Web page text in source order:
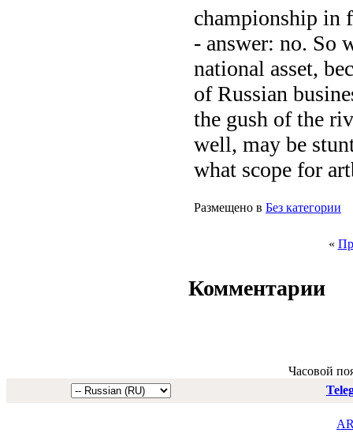
championship in
- answer: no. So
national asset,
of Russian
the gush of the
well, may be
what scope for
Размещено в Без категории
«
Комментарии
Часовой